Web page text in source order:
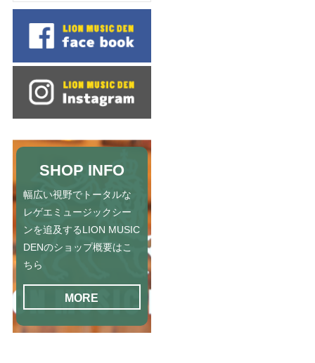
SHOP INFO
幅広い視野でトータルな
レゲエミュージックシー
ンを追及するLION MUSIC
DENのショップ概要はこ
ちら
MORE